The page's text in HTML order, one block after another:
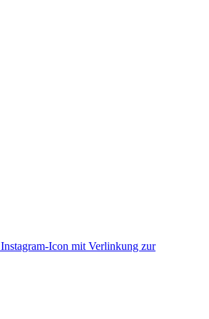
Instagram-Icon mit Verlinkung zur